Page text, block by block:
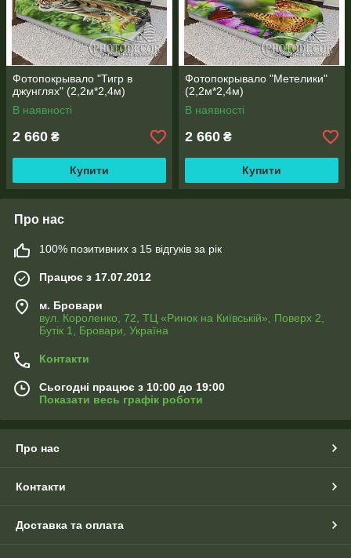
Фотопокрывало "Тигр в
джунглях" (2,2м*2,4м)
В наявності
2 660 ₴
Купити
Фотопокрывало "Метелики"
(2,2м*2,4м)
В наявності
2 660 ₴
Купити
Про нас
100% позитивних з 15 відгуків за рік
Працює з 17.07.2012
м. Бровари
вул. Короленко, 72, ТЦ «Ринок на Київській», Поверх 2,
Бутік 1, Бровари, Україна
Контакти
Сьогодні працює з 10:00 до 19:00
Показати весь графік роботи
Про нас
Контакти
Доставка та оплата